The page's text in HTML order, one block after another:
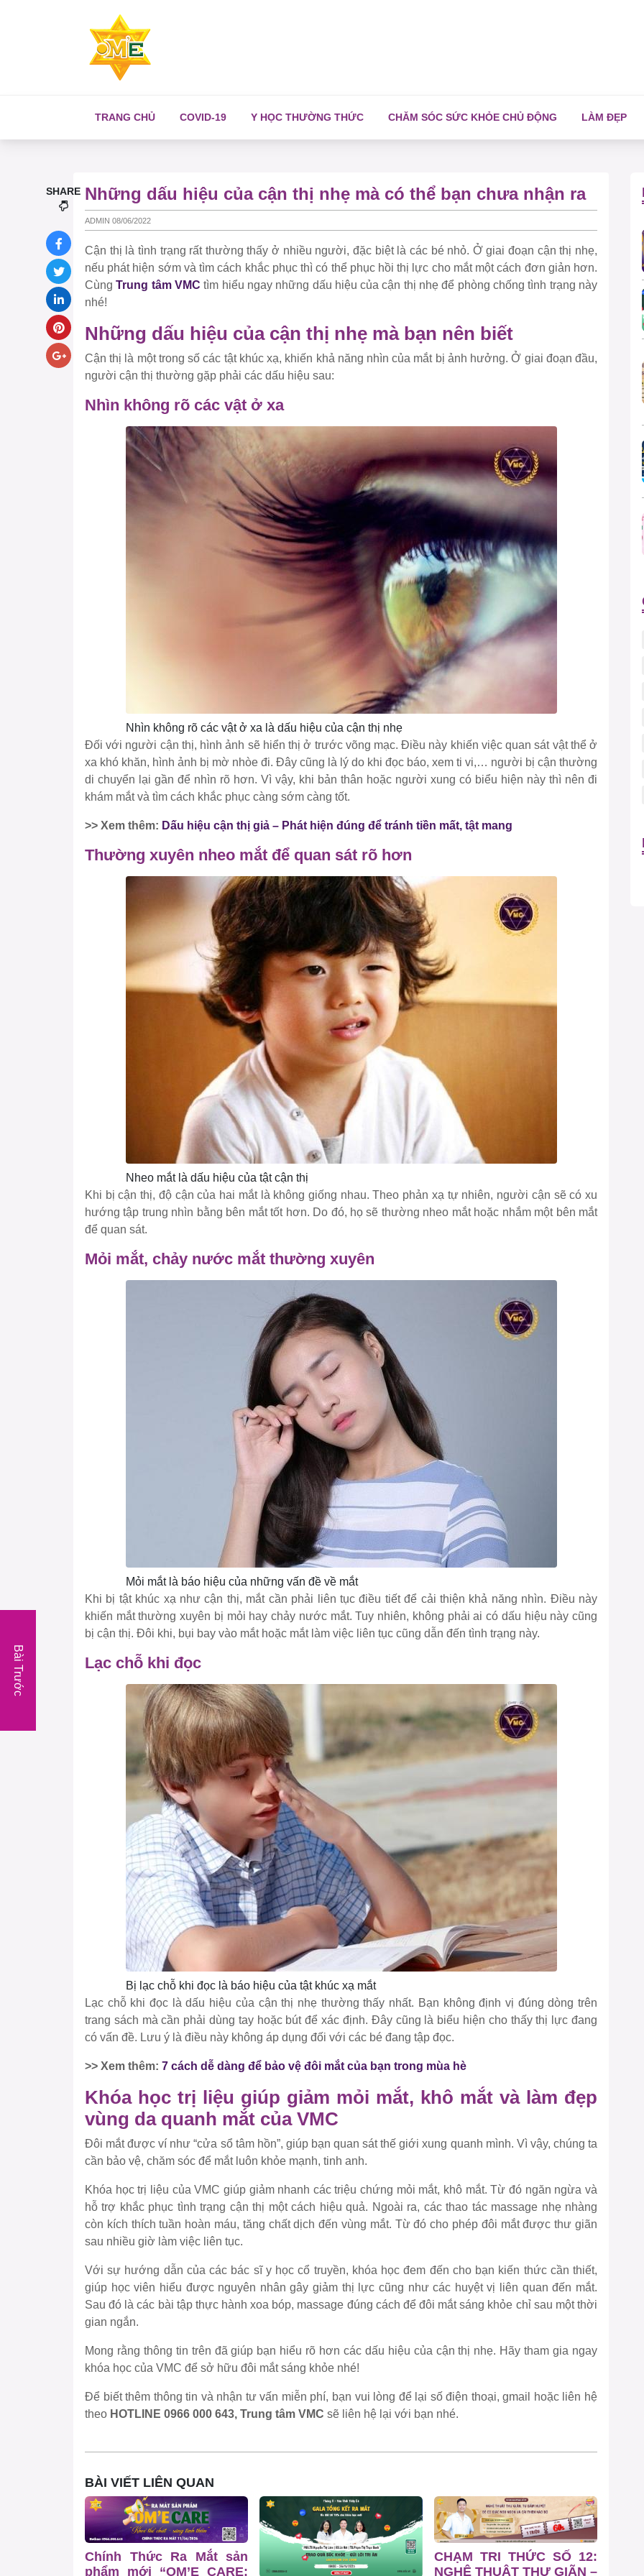
TRANG CHỦ COVID-19 Y HỌC THƯỜNG THỨC CHĂM SÓC SỨC KHỎE CHỦ ĐỘNG LÀM ĐẸP
Những dấu hiệu của cận thị nhẹ mà có thể bạn chưa nhận ra
ADMIN 08/06/2022
Cận thị là tình trạng rất thường thấy ở nhiều người, đặc biệt là các bé nhỏ. Ở giai đoạn cận thị nhẹ,
nếu phát hiện sớm và tìm cách khắc phục thì có thể phục hồi thị lực cho mắt một cách đơn giản hơn.
CùngTrung tâm VMC tìm hiểu ngay những dấu hiệu của cận thị nhẹ để phòng chống tình trạng này
nhé!
Những dấu hiệu của cận thị nhẹ mà bạn nên biết
Cận thị là một trong số các tật khúc xạ, khiến khả năng nhìn của mắt bị ảnh hưởng. Ở giai đoạn đầu,
người cận thị thường gặp phải các dấu hiệu sau:
Nhìn không rõ các vật ở xa
Nhìn không rõ các vật ở xa là dấu hiệu của cận thị nhẹ
Đối với người cận thị, hình ảnh sẽ hiển thị ở trước võng mạc. Điều này khiến việc quan sát vật thể ở
xa khó khăn, hình ảnh bị mờ nhòe đi. Đây cũng là lý do khi đọc báo, xem ti vi,… người bị cận thường
di chuyển lại gần để nhìn rõ hơn. Vì vậy, khi bản thân hoặc người xung có biểu hiện này thì nên đi
khám mắt và tìm cách khắc phục càng sớm càng tốt.
>> Xem thêm: Dấu hiệu cận thị giả – Phát hiện đúng để tránh tiền mất, tật mang
Thường xuyên nheo mắt để quan sát rõ hơn
Nheo mắt là dấu hiệu của tật cận thị
Khi bị cận thị, độ cận của hai mắt là không giống nhau. Theo phản xạ tự nhiên, người cận sẽ có xu
hướng tập trung nhìn bằng bên mắt tốt hơn. Do đó, họ sẽ thường nheo mắt hoặc nhắm một bên mắt
để quan sát.
Mỏi mắt, chảy nước mắt thường xuyên
Mỏi mắt là báo hiệu của những vấn đề về mắt
Khi bị tật khúc xạ như cận thị, mắt cần phải liên tục điều tiết để cải thiện khả năng nhìn. Điều này
khiến mắt thường xuyên bị mỏi hay chảy nước mắt. Tuy nhiên, không phải ai có dấu hiệu này cũng
bị cận thị. Đôi khi, bụi bay vào mắt hoặc mắt làm việc liên tục cũng dẫn đến tình trạng này.
Lạc chỗ khi đọc
Bị lạc chỗ khi đọc là báo hiệu của tật khúc xạ mắt
Lạc chỗ khi đọc là dấu hiệu của cận thị nhẹ thường thấy nhất. Bạn không định vị đúng dòng trên
trang sách mà cần phải dùng tay hoặc bút để xác định. Đây cũng là biểu hiện cho thấy thị lực đang
có vấn đề. Lưu ý là điều này không áp dụng đối với các bé đang tập đọc.
>> Xem thêm: 7 cách dễ dàng để bảo vệ đôi mắt của bạn trong mùa hè
Khóa học trị liệu giúp giảm mỏi mắt, khô mắt và làm đẹp
vùng da quanh mắt của VMC
Đôi mắt được ví như “cửa sổ tâm hồn”, giúp bạn quan sát thế giới xung quanh mình. Vì vậy, chúng ta
cần bảo vệ, chăm sóc để mắt luôn khỏe mạnh, tinh anh.
Khóa học trị liệu của VMC giúp giảm nhanh các triệu chứng mỏi mắt, khô mắt. Từ đó ngăn ngừa và
hỗ trợ khắc phục tình trạng cận thị một cách hiệu quả. Ngoài ra, các thao tác massage nhẹ nhàng
còn kích thích tuần hoàn máu, tăng chất dịch đến vùng mắt. Từ đó cho phép đôi mắt được thư giãn
sau nhiều giờ làm việc liên tục.
Với sự hướng dẫn của các bác sĩ y học cổ truyền, khóa học đem đến cho bạn kiến thức cần thiết,
giúp học viên hiểu được nguyên nhân gây giảm thị lực cũng như các huyệt vị liên quan đến mắt.
Sau đó là các bài tập thực hành xoa bóp, massage đúng cách để đôi mắt sáng khỏe chỉ sau một thời
gian ngắn.
Mong rằng thông tin trên đã giúp bạn hiểu rõ hơn các dấu hiệu của cận thị nhẹ. Hãy tham gia ngay
khóa học của VMC để sở hữu đôi mắt sáng khỏe nhé!
Để biết thêm thông tin và nhận tư vấn miễn phí, bạn vui lòng để lại số điện thoại, gmail hoặc liên hệ
theo HOTLINE 0966 000 643, Trung tâm VMC sẽ liên hệ lại với bạn nhé.
SHARE
BÀI VIẾT LIÊN QUAN
Chính Thức Ra Mắt sản
phẩm mới “OM’E CARE:
CHẠM TRI THỨC SỐ 12:
NGHỆ THUẬT THƯ GIÃN –
Bài Trước